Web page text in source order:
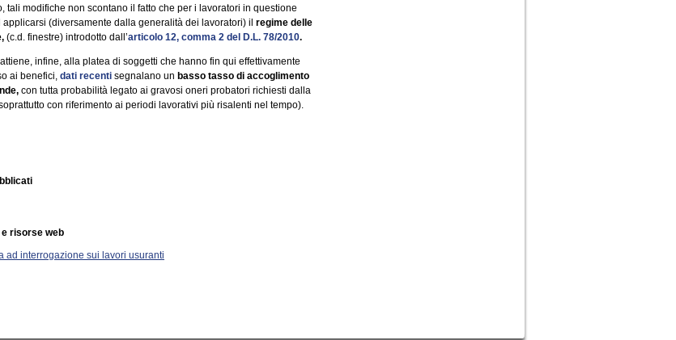
tali modifiche non scontano il fatto che per i lavoratori in questione
applicarsi (diversamente dalla generalità dei lavoratori) il regime delle
(c.d. finestre) introdotto dall’articolo 12, comma 2 del D.L. 78/2010.
infine, alla platea di soggetti che hanno fin qui effettivamente
ai benefici, dati recenti segnalano un basso tasso di accoglimento
con tutta probabilità legato ai gravosi oneri probatori richiesti dalla
con riferimento ai periodi lavorativi più risalenti nel tempo).
risorse web
ad interrogazione sui lavori usuranti